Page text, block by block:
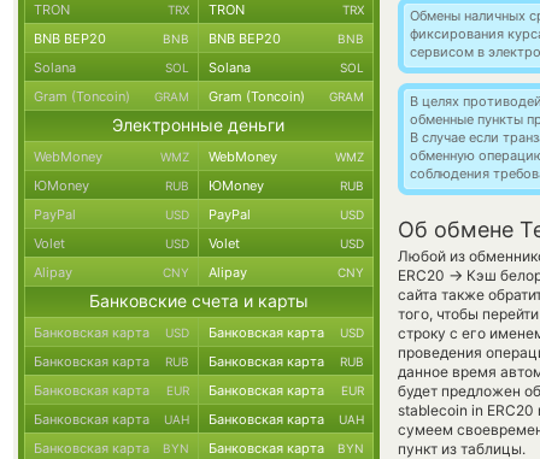
Обмены наличных
фиксирования
сервисом в
В целях
обменные пункты
В случае если
обменную
соблюдения
Об обмене
Любой из
ERC20 → Кэш
сайта также
того, чтобы
строку с его
проведения
данное время
будет предложен
stablecoin in
сумеем
пункт из таблицы.
TRON TRX TRON TRX
BNB BEP20 BNB BNB BEP20 BNB
Solana SOL Solana SOL
Gram (Toncoin) GRAM Gram (Toncoin) GRAM
Электронные деньги
WebMoney WMZ WebMoney WMZ
ЮMoney RUB ЮMoney RUB
PayPal USD PayPal USD
Volet USD Volet USD
Alipay CNY Alipay CNY
Банковские счета и карты
Банковская карта USD Банковская карта USD
Банковская карта RUB Банковская карта RUB
Банковская карта EUR Банковская карта EUR
Банковская карта UAH Банковская карта UAH
Банковская карта BYN Банковская карта BYN